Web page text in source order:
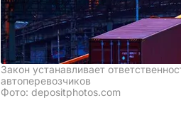
Закон устанавливает
автоперевозчиков
Фото: depositphotos.com